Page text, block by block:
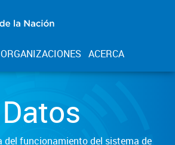
ORGANIZACIONES ACERCA
Datos
del funcionamiento del sistema de